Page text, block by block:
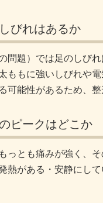
びれはあるか
問題）では足のしび
ももに強いしびれや
可能性があるため、
ピークはどこか
っとも痛みが強く、
熱がある・安静にし